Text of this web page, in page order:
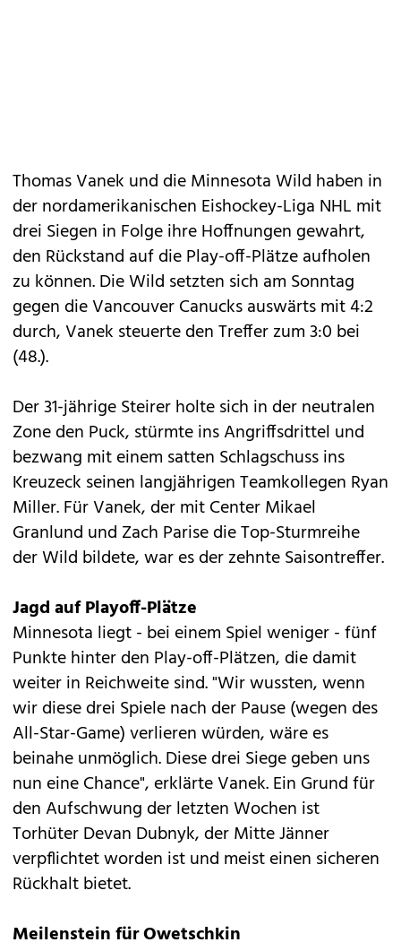
Thomas Vanek und die Minnesota Wild haben in
der nordamerikanischen Eishockey-Liga NHL mit
drei Siegen in Folge ihre Hoffnungen gewahrt,
den Rückstand auf die Play-off-Plätze aufholen
zu können. Die Wild setzten sich am Sonntag
gegen die Vancouver Canucks auswärts mit 4:2
durch, Vanek steuerte den Treffer zum 3:0 bei
(48.).
Der 31-jährige Steirer holte sich in der neutralen
Zone den Puck, stürmte ins Angriffsdrittel und
bezwang mit einem satten Schlagschuss ins
Kreuzeck seinen langjährigen Teamkollegen Ryan
Miller. Für Vanek, der mit Center Mikael
Granlund und Zach Parise die Top-Sturmreihe
der Wild bildete, war es der zehnte Saisontreffer.
Jagd auf Playoff-Plätze
Minnesota liegt - bei einem Spiel weniger - fünf
Punkte hinter den Play-off-Plätzen, die damit
weiter in Reichweite sind. "Wir wussten, wenn
wir diese drei Spiele nach der Pause (wegen des
All-Star-Game) verlieren würden, wäre es
beinahe unmöglich. Diese drei Siege geben uns
nun eine Chance", erklärte Vanek. Ein Grund für
den Aufschwung der letzten Wochen ist
Torhüter Devan Dubnyk, der Mitte Jänner
verpflichtet worden ist und meist einen sicheren
Rückhalt bietet.
Meilenstein für Owetschkin